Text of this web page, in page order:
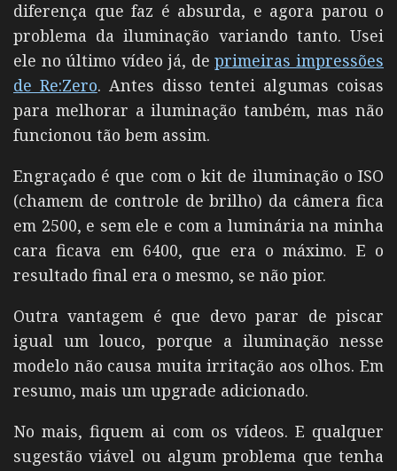
diferença que faz é absurda, e agora parou o
problema da iluminação variando tanto. Usei
ele no último vídeo já, deprimeiras impressões
de Re:Zero. Antes disso tentei algumas coisas
para melhorar a iluminação também, mas não
funcionou tão bem assim.
Engraçado é que com o kit de iluminação o ISO
(chamem de controle de brilho) da câmera fica
em 2500, e sem ele e com a luminária na minha
cara ficava em 6400, que era o máximo. E o
resultado final era o mesmo, se não pior.
Outra vantagem é que devo parar de piscar
igual um louco, porque a iluminação nesse
modelo não causa muita irritação aos olhos. Em
resumo, mais um upgrade adicionado.
No mais, fiquem ai com os vídeos. E qualquer
sugestão viável ou algum problema que tenha